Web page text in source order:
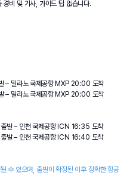
비 및 기사, 가이드 팁 없습니다.
– 밀라노 국제공항 MXP 20:00 도착
– 밀라노 국제공항 MXP 20:00 도착
발 – 인천 국제공항 ICN 16:35 도착
발 – 인천 국제공항 ICN 16:40 도착
수 있으며, 출발이 확정된 이후 정확한 항공